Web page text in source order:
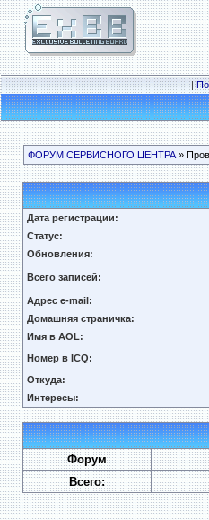
|
ФОРУМ СЕРВИСНОГО ЦЕНТРА»
Дата регистрации:
Статус:
Обновления:
Всего записей:
Адрес e-mail:
Домашняя страничка:
Имя в AOL:
Номер в ICQ:
Откуда:
Интересы:
Форум
Всего: